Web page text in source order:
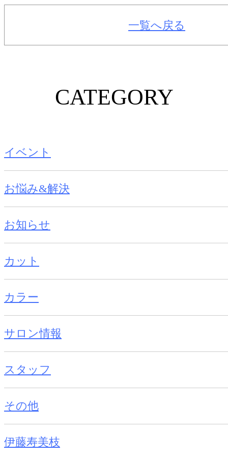
一覧へ戻る
CATEGORY
イベント
お悩み&解決
お知らせ
カット
カラー
サロン情報
スタッフ
その他
伊藤寿美枝